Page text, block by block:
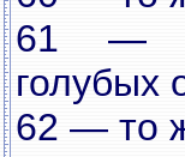
61 —
голубых
62 — то